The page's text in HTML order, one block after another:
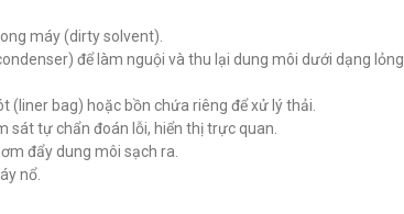
máy (dirty solvent).
để làm nguội và thu lại dung môi dưới dạng lỏng
bag) hoặc bồn chứa riêng để xử lý thải.
sát tự chẩn đoán lỗi, hiển thị trực quan.
đẩy dung môi sạch ra.
nổ.